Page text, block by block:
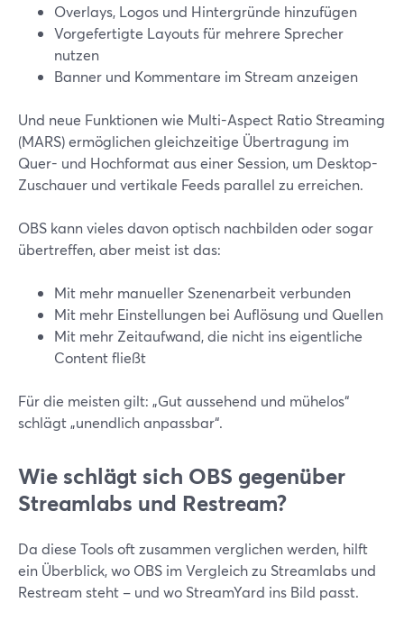
Overlays, Logos und Hintergründe hinzufügen
Vorgefertigte Layouts für mehrere Sprecher
nutzen
Banner und Kommentare im Stream anzeigen
Und neue Funktionen wie Multi-Aspect Ratio Streaming
(MARS) ermöglichen gleichzeitige Übertragung im
Quer- und Hochformat aus einer Session, um Desktop-
Zuschauer und vertikale Feeds parallel zu erreichen.
OBS kann vieles davon optisch nachbilden oder sogar
übertreffen, aber meist ist das:
Mit mehr manueller Szenenarbeit verbunden
Mit mehr Einstellungen bei Auflösung und Quellen
Mit mehr Zeitaufwand, die nicht ins eigentliche
Content fließt
Für die meisten gilt: „Gut aussehend und mühelos“
schlägt „unendlich anpassbar“.
Wie schlägt sich OBS gegenüber
Streamlabs und Restream?
Da diese Tools oft zusammen verglichen werden, hilft
ein Überblick, wo OBS im Vergleich zu Streamlabs und
Restream steht – und wo StreamYard ins Bild passt.